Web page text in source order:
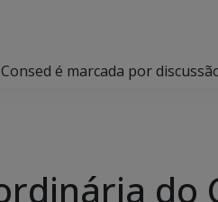
é marcada por
do